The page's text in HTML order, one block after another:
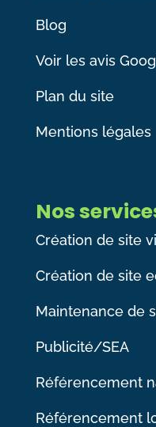
Blog
Voir les avis
Plan du site
Mentions légales
Nos
Création de site
Création de site
Maintenance de
Publicité/SEA
Référencement
Référencement